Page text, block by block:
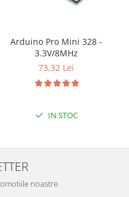
Arduino Pro Mini 328 -
3.3V/8MHz
73,32 Lei
IN STOC
noastre